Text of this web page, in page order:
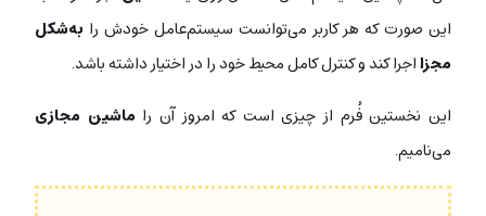
این صورت که هر کاربر می‌توانست سیستم‌عامل خودش را به‌شکل
مجزااجرا کند و کنترل کامل محیط خود را در اختیار داشته باشد.
این نخستین فُرم از چیزی است که امروز آن را ماشین مجازی
می‌نامیم.